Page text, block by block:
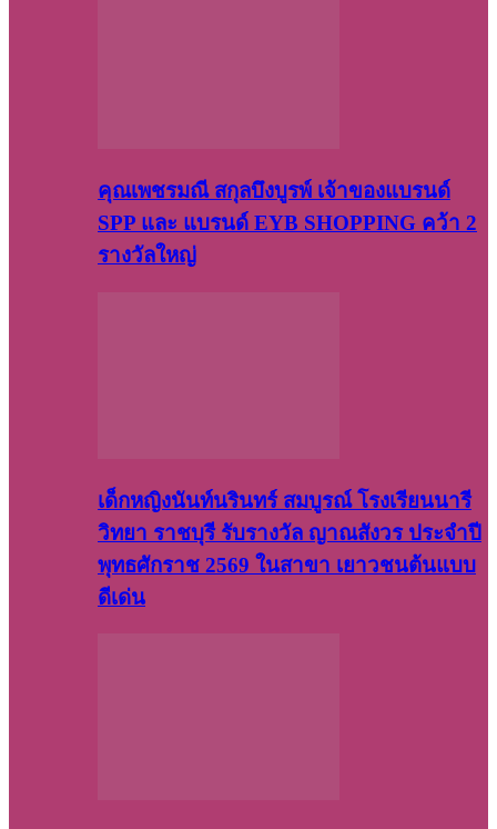
คุณเพชรมณี สกุลบึงบูรพ์ เจ้าของแบรนด์
SPP และ แบรนด์ EYB SHOPPING คว้า 2
รางวัลใหญ่
เด็กหญิงนันท์นรินทร์ สมบูรณ์ โรงเรียนนารี
วิทยา ราชบุรี รับรางวัล ญาณสังวร ประจำปี
พุทธศักราช 2569 ในสาขา เยาวชนต้นแบบ
ดีเด่น